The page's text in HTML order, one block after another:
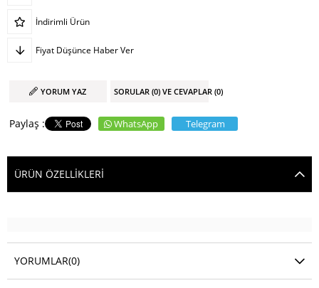
İndirimli Ürün
Fiyat Düşünce Haber Ver
YORUM YAZ SORULAR (0) VE CEVAPLAR (0)
WhatsApp Telegram
ÜRÜN ÖZELLIKLERI
YORUMLAR(0)